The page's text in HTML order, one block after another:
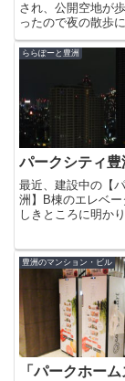
され、公開空地が
ったので夜の散歩
た。晴海通り側沿
うな場所があって
い印象。歯車にキ
る不思議なベンチ
隣...
ららぽーと豊洲
パークシティ豊
最近、建設中の【
洲】B棟のエレベー
しきところに明か
いよ完成が見えて
来年には、ここ一
ることで豊洲の夜
え...
豊洲のマンション・ビル
「パークホー